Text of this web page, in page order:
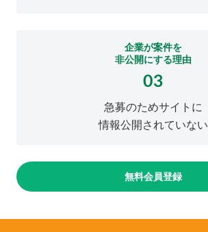
企業が案件を
非公開にする理由
03
急募のためサイトに
情報公開されていない
無料会員登録